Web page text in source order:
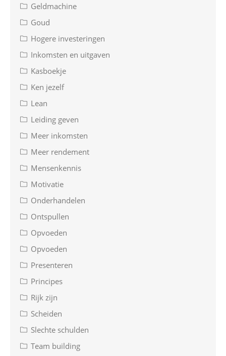
Geldmachine
Goud
Hogere investeringen
Inkomsten en uitgaven
Kasboekje
Ken jezelf
Lean
Leiding geven
Meer inkomsten
Meer rendement
Mensenkennis
Motivatie
Onderhandelen
Ontspullen
Opvoeden
Opvoeden
Presenteren
Principes
Rijk zijn
Scheiden
Slechte schulden
Team building